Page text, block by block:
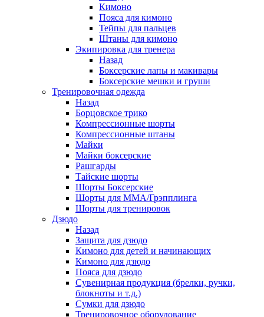
Кимоно
Пояса для кимоно
Тейпы для пальцев
Штаны для кимоно
Экипировка для тренера
Назад
Боксерские лапы и макивары
Боксерские мешки и груши
Тренировочная одежда
Назад
Борцовское трико
Компрессионные шорты
Компрессионные штаны
Майки
Майки боксерские
Рашгарды
Тайские шорты
Шорты Боксерские
Шорты для ММА/Грэпплинга
Шорты для тренировок
Дзюдо
Назад
Защита для дзюдо
Кимоно для детей и начинающих
Кимоно для дзюдо
Пояса для дзюдо
Сувенирная продукция (брелки, ручки,
блокноты и т.д.)
Сумки для дзюдо
Тренировочное оборудование